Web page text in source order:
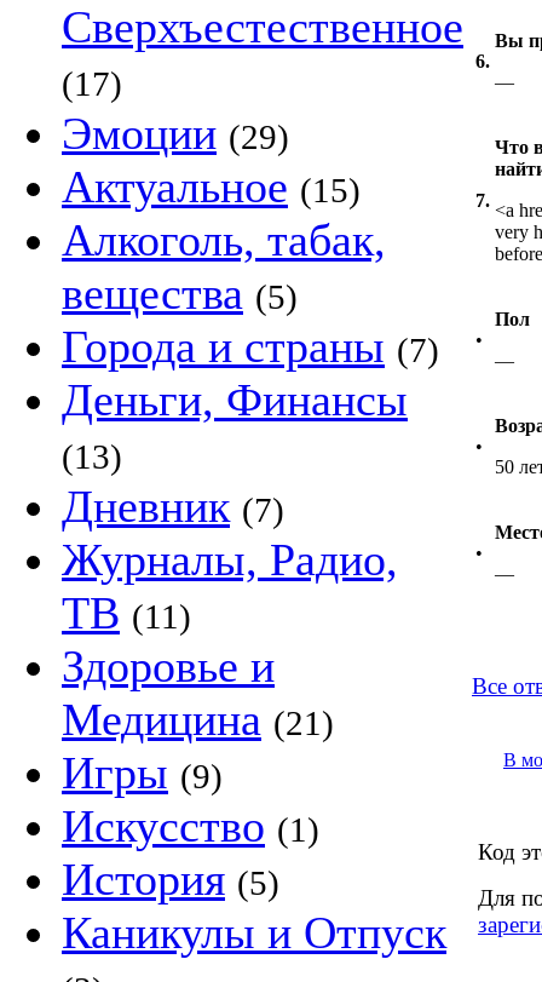
Сверхъестественное
(17)
Эмоции (29)
Актуальное (15)
Алкоголь, табак,
вещества (5)
Города и страны (7)
Деньги, Финансы
(13)
Дневник (7)
Журналы, Радио,
ТВ (11)
Здоровье и
Медицина (21)
Игры (9)
Искусство (1)
История (5)
Каникулы и Отпуск
6.
Вы
—
7.
Что
<a
very
•
Пол
—
•
50
•
—
Все
В
Код
Для